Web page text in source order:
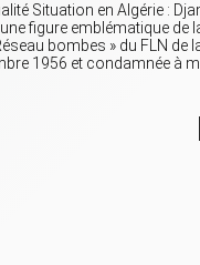
Situation en Algérie :
figure emblématique de
bombes » du FLN de
1956 et condamnée à